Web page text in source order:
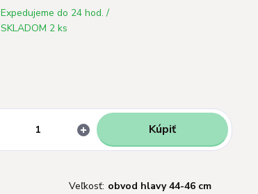
Expedujeme do 24 hod. /
SKLADOM 2 ks
Kúpiť
Veľkosť: obvod hlavy 44-46 cm